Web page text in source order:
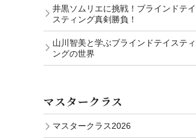
井黒ソムリエに挑戦！ブラインドテイ
スティング真剣勝負！
山川智美と学ぶブラインドテイスティ
ングの世界
マスタークラス
マスタークラス2026